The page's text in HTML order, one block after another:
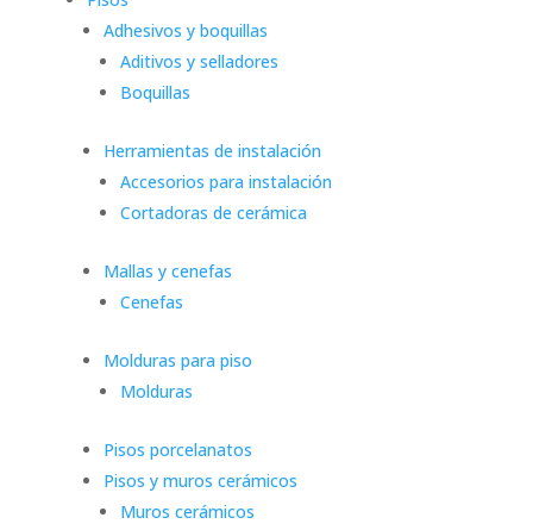
Adhesivos y boquillas
Aditivos y selladores
Boquillas
Herramientas de instalación
Accesorios para instalación
Cortadoras de cerámica
Mallas y cenefas
Cenefas
Molduras para piso
Molduras
Pisos porcelanatos
Pisos y muros cerámicos
Muros cerámicos